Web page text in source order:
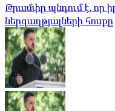
Թրամփը պնդում է, որ
ներգաղթյալների հոսքը